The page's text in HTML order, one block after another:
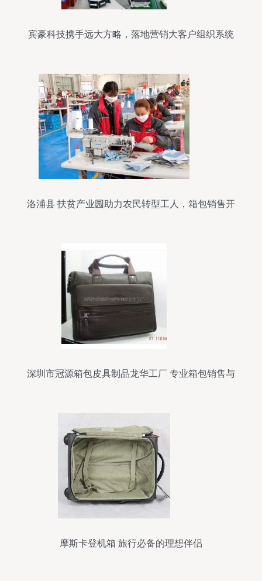
宾豪科技携手远大方略，落地营销大客户组织系统
洛浦县 扶贫产业园助力农民转型工人，箱包销售开
深圳市冠源箱包皮具制品龙华工厂 专业箱包销售与
摩斯卡登机箱 旅行必备的理想伴侣